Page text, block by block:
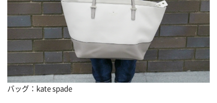
バッグ：kate spade